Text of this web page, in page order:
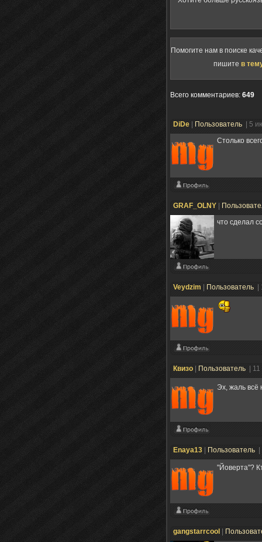
Помогите нам в поиске
пишите в
Всего комментариев: 649
DiDe Пользователь
| 5
Столько
GRAF_OLNY
что сделал
Veydzim Пользователь
Квизо Пользователь |
Эх, жаль
Enaya13 Пользователь
"Йоверта"?
gangstarrcool